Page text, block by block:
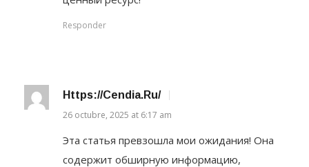
Responder
Https://cendia.ru/
26 octubre, 2025 at 6:17 am
Эта статья превзошла мои ожидания! Она
содержит обширную информацию,